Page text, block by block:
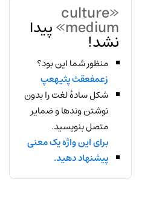
«culture
medium» پیدا
نشد!
منظور شما این بود؟
زعمفعقث پثیهعپ
شکل سادهٔ لغت را بدون
نوشتن وندها و ضمایر
متصل بنویسید.
برای این واژه یک معنی
پیشنهاد دهید.